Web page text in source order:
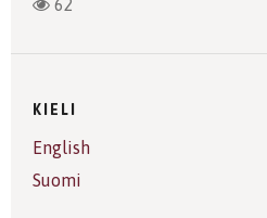
62
KIELI
English
Suomi